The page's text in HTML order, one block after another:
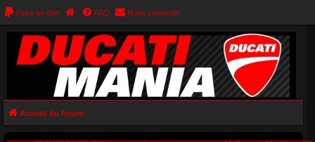
Faire un don FAQ Nous contacter
Accueil du forum